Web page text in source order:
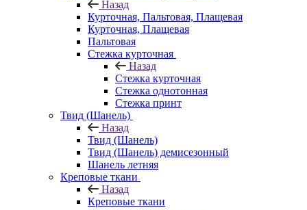
Назад
Курточная, Пальтовая, Плащевая
Курточная, Плащевая
Пальтовая
Стежка курточная
Назад
Стежка курточная
Стежка однотонная
Стежка принт
Твид (Шанель)
Назад
Твид (Шанель)
Твид (Шанель) демисезонный
Шанель летняя
Креповые ткани
Назад
Креповые ткани